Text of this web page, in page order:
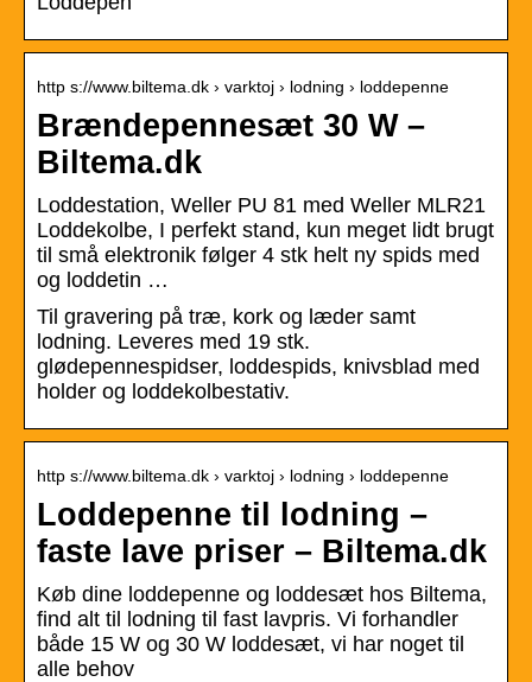
http s://www.biltema.dk › varktoj › lodning › loddepenne
Brændepennesæt 30 W –
Biltema.dk
Loddestation, Weller PU 81 med Weller MLR21
Loddekolbe, I perfekt stand, kun meget lidt brugt
til små elektronik følger 4 stk helt ny spids med
og loddetin …
Til gravering på træ, kork og læder samt
lodning. Leveres med 19 stk.
glødepennespidser, loddespids, knivsblad med
holder og loddekolbestativ.
http s://www.biltema.dk › varktoj › lodning › loddepenne
Loddepenne til lodning –
faste lave priser – Biltema.dk
Køb dine loddepenne og loddesæt hos Biltema,
find alt til lodning til fast lavpris. Vi forhandler
både 15 W og 30 W loddesæt, vi har noget til
alle behov